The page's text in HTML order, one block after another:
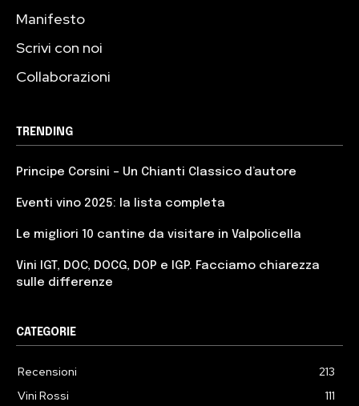
Manifesto
Scrivi con noi
Collaborazioni
TRENDING
Principe Corsini – Un Chianti Classico d’autore
Eventi vino 2025: la lista completa
Le migliori 10 cantine da visitare in Valpolicella
Vini IGT, DOC, DOCG, DOP e IGP. Facciamo chiarezza
sulle differenze
CATEGORIE
Recensioni
213
Vini Rossi
111